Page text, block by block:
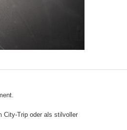
City-Trip oder als stilvoller